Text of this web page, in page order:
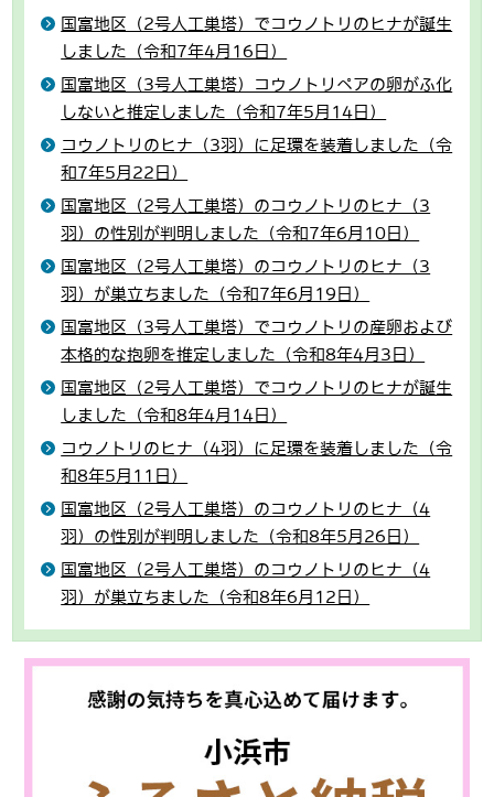
国富地区（2号人工巣塔）でコウノトリのヒナが誕生
しました（令和7年4月16日）
国富地区（3号人工巣塔）コウノトリペアの卵がふ化
しないと推定しました（令和7年5月14日）
コウノトリのヒナ（3羽）に足環を装着しました（令
和7年5月22日）
国富地区（2号人工巣塔）のコウノトリのヒナ（3
羽）の性別が判明しました（令和7年6月10日）
国富地区（2号人工巣塔）のコウノトリのヒナ（3
羽）が巣立ちました（令和7年6月19日）
国富地区（3号人工巣塔）でコウノトリの産卵および
本格的な抱卵を推定しました（令和8年4月3日）
国富地区（2号人工巣塔）でコウノトリのヒナが誕生
しました（令和8年4月14日）
コウノトリのヒナ（4羽）に足環を装着しました（令
和8年5月11日）
国富地区（2号人工巣塔）のコウノトリのヒナ（4
羽）の性別が判明しました（令和8年5月26日）
国富地区（2号人工巣塔）のコウノトリのヒナ（4
羽）が巣立ちました（令和8年6月12日）